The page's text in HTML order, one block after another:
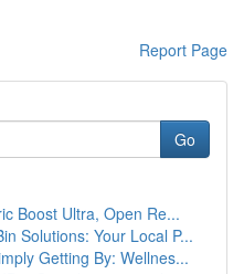
Report Page
Go
Boost Ultra, Open Re...
Solutions: Your Local P...
Getting By: Wellnes...